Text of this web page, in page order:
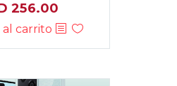
256.00
al carrito